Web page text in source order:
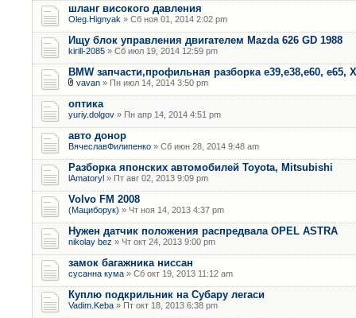
шланг високого давления
Oleg.Hignyak » Сб ноя 01, 2014 2:02 pm
Ищу блок управления двигателем Mazda 626 GD 1988
kirill-2085 » Сб июл 19, 2014 12:59 pm
BMW запчасти,профильная разборка е39,е38,е60, е65,
vavan » Пн июл 14, 2014 3:50 pm
оптика
yuriy.dolgov » Пн апр 14, 2014 4:51 pm
авто донор
ВячеславФилипенко » Сб июн 28, 2014 9:48 am
Разборка японских автомобилей Toyota, Mitsubishi
lAmatoryl » Пт авг 02, 2013 9:09 pm
Volvo FM 2008
(Мациборук) » Чт ноя 14, 2013 4:37 pm
Нужен датчик положения распредвала OPEL ASTRA
nikolay bez » Чт окт 24, 2013 9:00 pm
замок багажника ниссан
сусанна кума » Сб окт 19, 2013 11:12 am
Куплю подкрильник на Субару легаси
Vadim.Keba » Пт окт 18, 2013 6:38 pm